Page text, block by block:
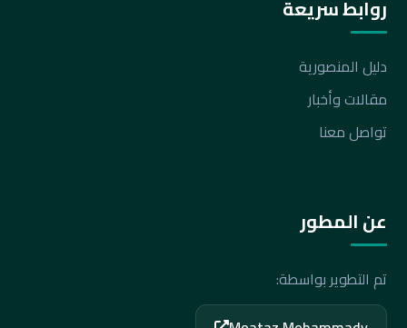
روابط سريعة
دليل المنصورية
مقالات وأخبار
تواصل معنا
عن المطور
تم التطوير بواسطة: